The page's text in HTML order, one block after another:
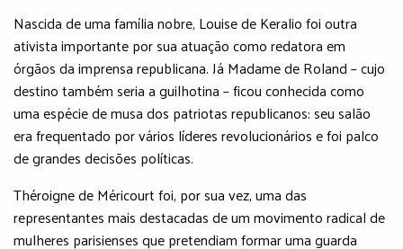
Nascida de uma família nobre, Louise de Keralio foi outra
ativista importante por sua atuação como redatora em
órgãos da imprensa republicana. Já Madame de Roland – cujo
destino também seria a guilhotina – ficou conhecida como
uma espécie de musa dos patriotas republicanos: seu salão
era frequentado por vários líderes revolucionários e foi palco
de grandes decisões políticas.
Théroigne de Méricourt foi, por sua vez, uma das
representantes mais destacadas de um movimento radical de
mulheres parisienses que pretendiam formar uma guarda